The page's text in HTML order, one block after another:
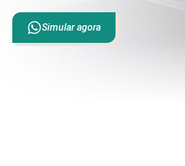
Simular agora